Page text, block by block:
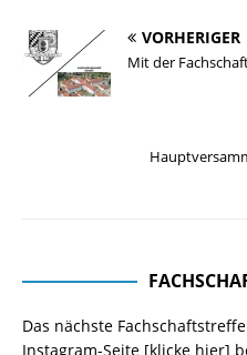
VORHERIGER
Mit der
Das nächste
Instagram-Seite [klicke hier]